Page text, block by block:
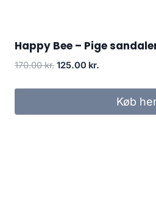
Happy Bee – Pige
170.00kr. Original
125.00 kr.
125.00 kr..
Køb